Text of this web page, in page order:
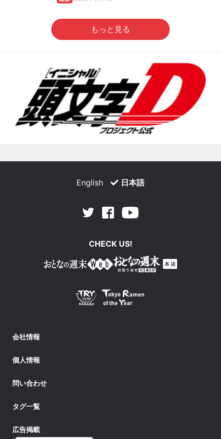
もっと見る
English 日本語
Twitter Facebook
CHECK US!
会社情報
個人情報
問い合わせ
タグ一覧
広告掲載